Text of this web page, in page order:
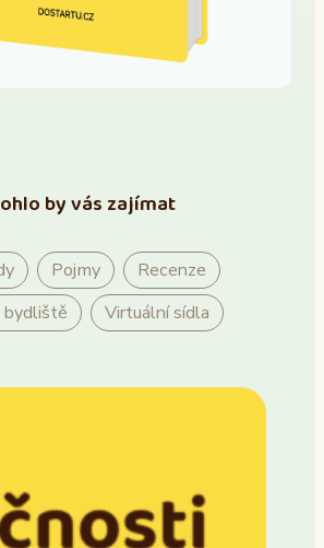
by vás zajímat
Pojmy
Recenze
bydliště
Virtuální sídla